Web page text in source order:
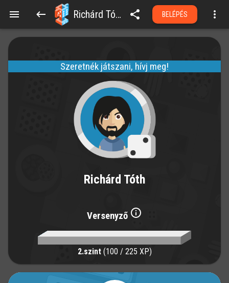
Richárd Tóth BELÉPÉS
Szeretnék játszani, hívj meg!
Richárd Tóth
Versenyző
2.szint (100 / 225 XP)